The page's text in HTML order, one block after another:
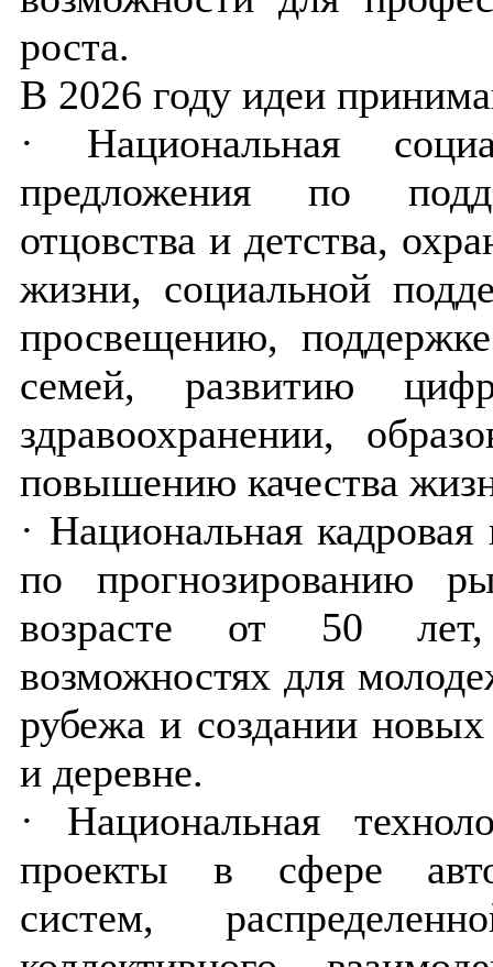
роста.
В 2026 году идеи
· Национальная
предложения по
отцовства и детства,
жизни, социальной
просвещению,
семей, развитию
здравоохранении,
повышению качества
· Национальная
по прогнозированию
возрасте от 50 лет,
возможностях для
рубежа и создании
и деревне.
· Национальная
проекты в сфере
систем,